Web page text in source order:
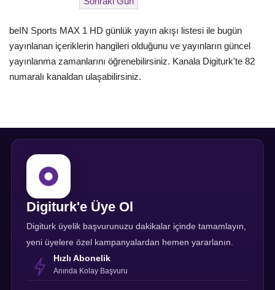
beIN Sports MAX 1 HD günlük yayın akışı listesi ile bugün
yayınlanan içeriklerin hangileri olduğunu ve yayınların güncel
yayınlanma zamanlarını öğrenebilirsiniz. Kanala Digiturk'te 82
numaralı kanaldan ulaşabilirsiniz.
Digiturk'e Üye Ol
Digiturk üyelik başvurunuzu dakikalar içinde tamamlayın,
yeni üyelere özel kampanyalardan hemen yararlanın.
Hızlı Abonelik
Anında Kolay Başvuru